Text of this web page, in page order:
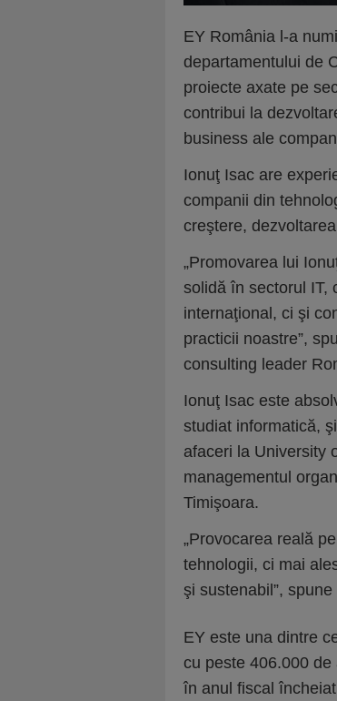
EY România l-a
departamentului de
proiecte axate pe
contribui la
business ale
Ionuţ Isac are
companii din
creştere,
„Promovarea lui
solidă în sectorul IT,
internaţional, ci şi
practicii noastre”,
consulting leader
Ionuţ Isac este
studiat informatică,
afaceri la University
managementul
Timişoara.
„Provocarea reală
tehnologii, ci mai
şi sustenabil”,
EY este una dintre
cu peste 406.000
în anul fiscal